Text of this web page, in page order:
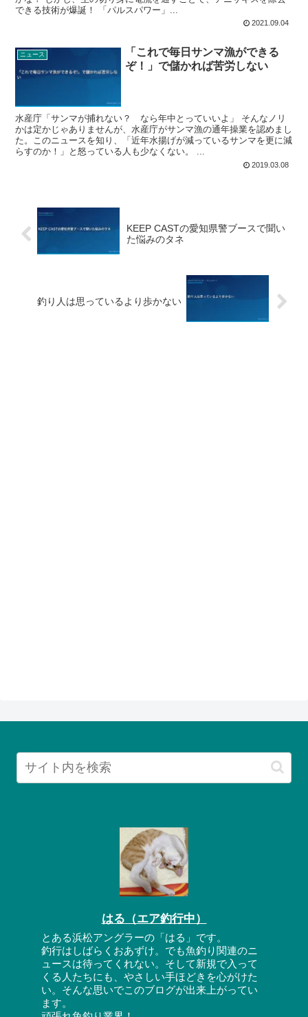
できる技術が爆誕！ 「パルスパワー」...
2021.09.04
ニュース
「これで毎日サンマ漁ができる
ぞ！」で儲かれば苦労しない
水産庁「サンマが捕れない？ なら年中とっていいよ」 そんなノリ
かは定かじゃありませんが、水産庁がサンマ漁の通年操業を認めまし
た。このニュースを知り、「近年水揚げが減っているサンマを更に減
らすのか！」と怒っている人も少なくない。 ...
2019.03.08
KEEP CASTの愛知県警ブースで聞い
た悩みのタネ
釣り人は思っているより歩かない
はる（エア釣行中）
とある浜松アングラーの「はる」です。
釣行はしばらくおあずけ。でも魚釣り関連のニ
ュースは待ってくれない。そして新規で入って
くる人たちにも、やさしい手ほどきを心がけた
い。そんな思いでこのブログが出来上がってい
ます。